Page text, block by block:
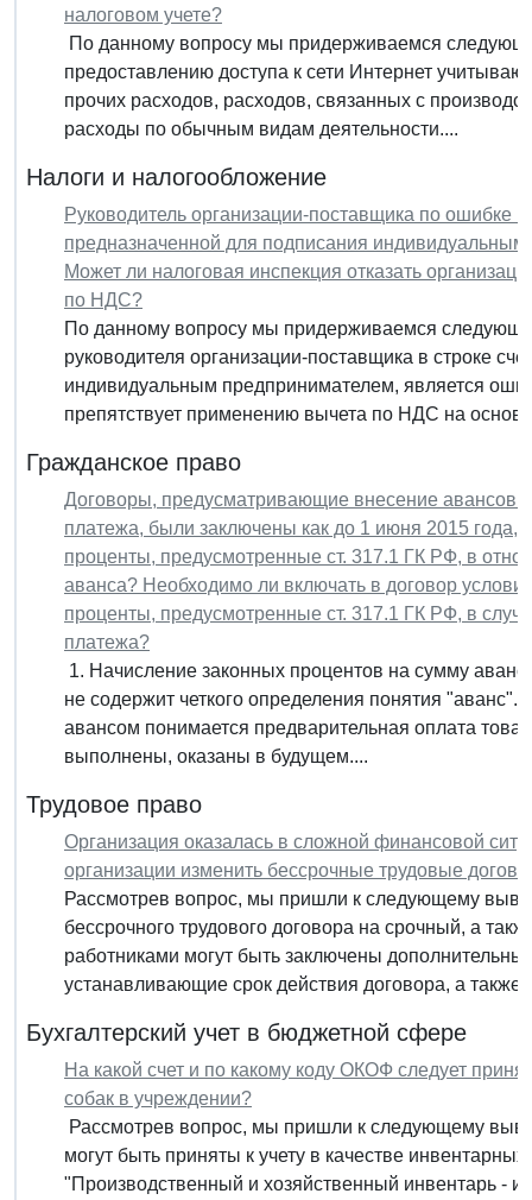
налоговом учете?
По данному вопросу мы придерживаемся
предоставлению доступа к сети Интернет
прочих расходов, расходов, связанных с
расходы по обычным видам деятельности....
Налоги и налогообложение
Руководитель организации-поставщика по ошибке
предназначенной для подписания
Может ли налоговая инспекция отказать
по НДС?
По данному вопросу мы придерживаемся
руководителя организации-поставщика в строке
индивидуальным предпринимателем, является
препятствует применению вычета по НДС на
Гражданское право
Договоры, предусматривающие внесение
платежа, были заключены как до 1 июня 2015 года,
проценты, предусмотренные ст. 317.1 ГК РФ, в
аванса? Необходимо ли включать в договор
проценты, предусмотренные ст. 317.1 ГК РФ, в
платежа?
1. Начисление законных процентов на сумму
не содержит четкого определения понятия "аванс".
авансом понимается предварительная оплата
выполнены, оказаны в будущем....
Трудовое право
Организация оказалась в сложной финансовой
организации изменить бессрочные трудовые
Рассмотрев вопрос, мы пришли к следующему
бессрочного трудового договора на срочный, а
работниками могут быть заключены
устанавливающие срок действия договора, а
Бухгалтерский учет в бюджетной сфере
На какой счет и по какому коду ОКОФ следует
собак в учреждении?
Рассмотрев вопрос, мы пришли к следующему
могут быть приняты к учету в качестве
"Производственный и хозяйственный инвентарь -